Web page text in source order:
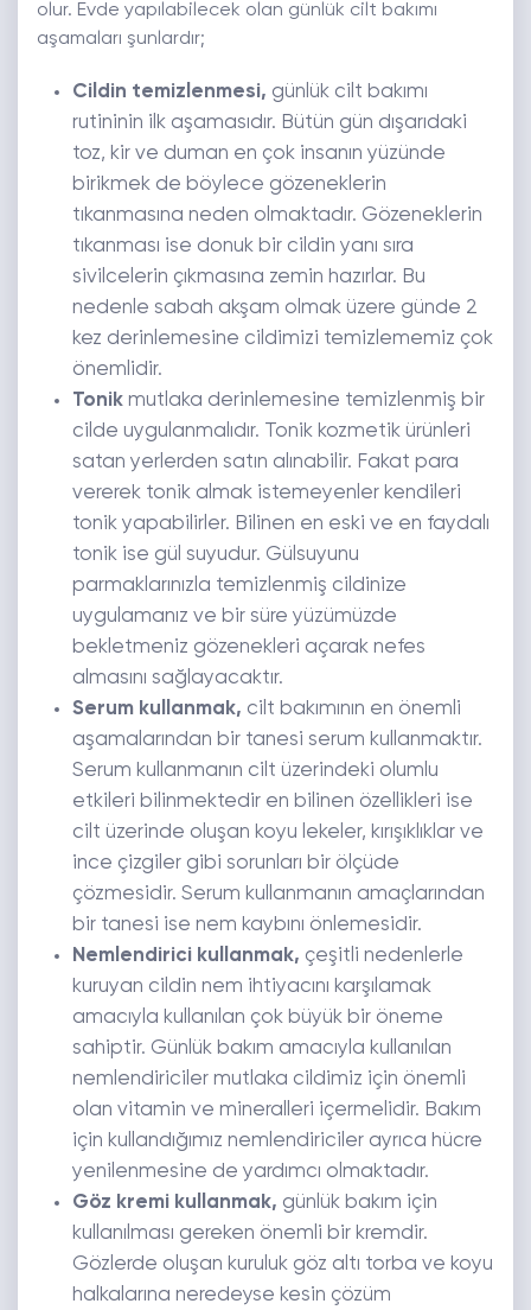
olur. Evde yapılabilecek olan günlük cilt bakımı
aşamaları şunlardır;
Cildin temizlenmesi, günlük cilt bakımı
rutininin ilk aşamasıdır. Bütün gün dışarıdaki
toz, kir ve duman en çok insanın yüzünde
birikmek de böylece gözeneklerin
tıkanmasına neden olmaktadır. Gözeneklerin
tıkanması ise donuk bir cildin yanı sıra
sivilcelerin çıkmasına zemin hazırlar. Bu
nedenle sabah akşam olmak üzere günde 2
kez derinlemesine cildimizi temizlememiz çok
önemlidir.
Tonik mutlaka derinlemesine temizlenmiş bir
cilde uygulanmalıdır. Tonik kozmetik ürünleri
satan yerlerden satın alınabilir. Fakat para
vererek tonik almak istemeyenler kendileri
tonik yapabilirler. Bilinen en eski ve en faydalı
tonik ise gül suyudur. Gülsuyunu
parmaklarınızla temizlenmiş cildinize
uygulamanız ve bir süre yüzümüzde
bekletmeniz gözenekleri açarak nefes
almasını sağlayacaktır.
Serum kullanmak, cilt bakımının en önemli
aşamalarından bir tanesi serum kullanmaktır.
Serum kullanmanın cilt üzerindeki olumlu
etkileri bilinmektedir en bilinen özellikleri ise
cilt üzerinde oluşan koyu lekeler, kırışıklıklar ve
ince çizgiler gibi sorunları bir ölçüde
çözmesidir. Serum kullanmanın amaçlarından
bir tanesi ise nem kaybını önlemesidir.
Nemlendirici kullanmak, çeşitli nedenlerle
kuruyan cildin nem ihtiyacını karşılamak
amacıyla kullanılan çok büyük bir öneme
sahiptir. Günlük bakım amacıyla kullanılan
nemlendiriciler mutlaka cildimiz için önemli
olan vitamin ve mineralleri içermelidir. Bakım
için kullandığımız nemlendiriciler ayrıca hücre
yenilenmesine de yardımcı olmaktadır.
Göz kremi kullanmak, günlük bakım için
kullanılması gereken önemli bir kremdir.
Gözlerde oluşan kuruluk göz altı torba ve koyu
halkalarına neredeyse kesin çözüm